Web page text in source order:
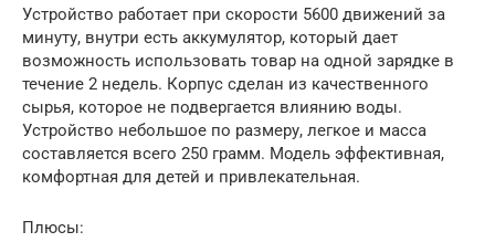
Устройство работает при скорости 5600 движений за
минуту, внутри есть аккумулятор, который дает
возможность использовать товар на одной зарядке в
течение 2 недель. Корпус сделан из качественного
сырья, которое не подвергается влиянию воды.
Устройство небольшое по размеру, легкое и масса
составляется всего 250 грамм. Модель эффективная,
комфортная для детей и привлекательная.
Плюсы: